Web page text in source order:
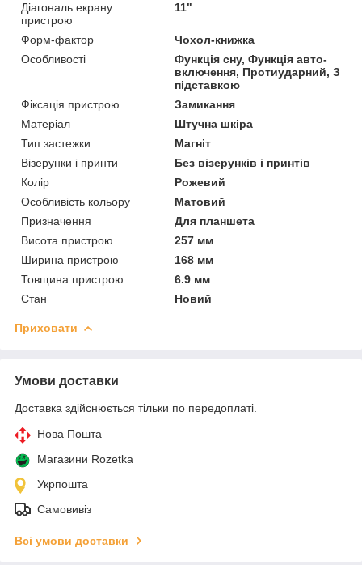
Діагональ екрану
пристрою
11"
Форм-фактор
Чохол-книжка
Особливості
Функція сну, Функція авто-
включення, Протиударний, З
підставкою
Фіксація пристрою
Замикання
Матеріал
Штучна шкіра
Тип застежки
Магніт
Візерунки і принти
Без візерунків і принтів
Колір
Рожевий
Особливість кольору
Матовий
Призначення
Для планшета
Висота пристрою
257 мм
Ширина пристрою
168 мм
Товщина пристрою
6.9 мм
Стан
Новий
Приховати
Умови доставки
Доставка здійснюється тільки по передоплаті.
Нова Пошта
Магазини Rozetka
Укрпошта
Самовивіз
Всі умови доставки